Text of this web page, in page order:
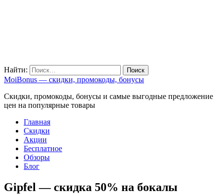
Найти:
MoiBonus — скидки, промокоды, бонусы
Скидки, промокоды, бонусы и самые выгодные предложение
цен на популярные товары
Главная
Скидки
Акции
Бесплатное
Обзоры
Блог
Gipfel — скидка 50% на бокалы